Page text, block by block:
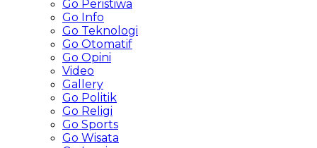
Go Peristiwa
Go Info
Go Teknologi
Go Otomatif
Go Opini
Video
Gallery
Go Politik
Go Religi
Go Sports
Go Wisata